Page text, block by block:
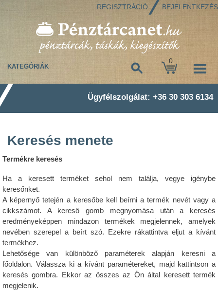
REGISZTRÁCIÓ BEJELENTKEZÉS
0
KATEGÓRIÁK
Ügyfélszolgálat: +36 30 303 6134
Keresés menete
Termékre keresés
Ha a keresett terméket sehol nem találja, vegye igénybe
keresőnket.
A képernyő tetején a keresőbe kell beírni a termék nevét vagy a
cikkszámot. A kereső gomb megnyomása után a keresés
eredményeképpen mindazon termékek megjelennek, amelyek
nevében szerepel a beírt szó. Ezekre rákattintva eljut a kívánt
termékhez.
Lehetősége van különböző paraméterek alapján keresni a
főoldalon. Válassza ki a kívánt paramétereket, majd kattintson a
keresés gombra. Ekkor az összes az Ön által keresett termék
megjelenik.